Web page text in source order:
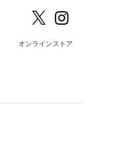
オンラインストア